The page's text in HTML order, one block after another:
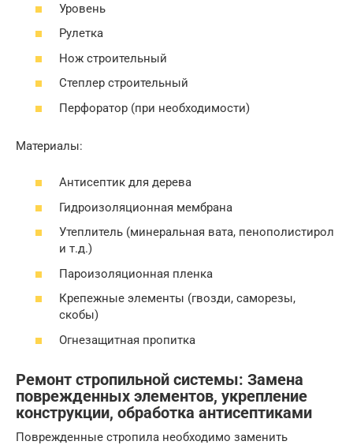
Уровень
Рулетка
Нож строительный
Степлер строительный
Перфоратор (при необходимости)
Материалы:
Антисептик для дерева
Гидроизоляционная мембрана
Утеплитель (минеральная вата, пенополистирол
и т.д.)
Пароизоляционная пленка
Крепежные элементы (гвозди, саморезы,
скобы)
Огнезащитная пропитка
Ремонт стропильной системы: Замена
поврежденных элементов, укрепление
конструкции, обработка антисептиками
Поврежденные стропила необходимо заменить